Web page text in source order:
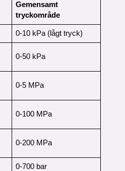
Gemensamt
tryckområde
0-10 kPa (lågt tryck)
0-50 kPa
0-5 MPa
0-100 MPa
0-200 MPa
0-700 bar